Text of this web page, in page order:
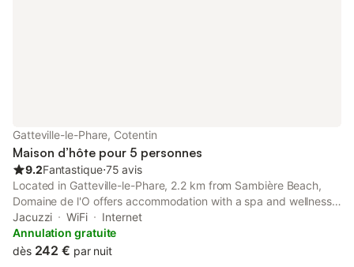
Gatteville-le-Phare, Cotentin
Maison d’hôte pour 5 personnes
9.2Fantastique⋅75 avis
Located in Gatteville-le-Phare, 2.2 km from Sambière Beach,
Domaine de l'O offers accommodation with a spa and wellness
centre, free private parking, a garden and a shared lounge.
Jacuzzi WiFi
Internet
Annulation gratuite
dès 242 € par nuit